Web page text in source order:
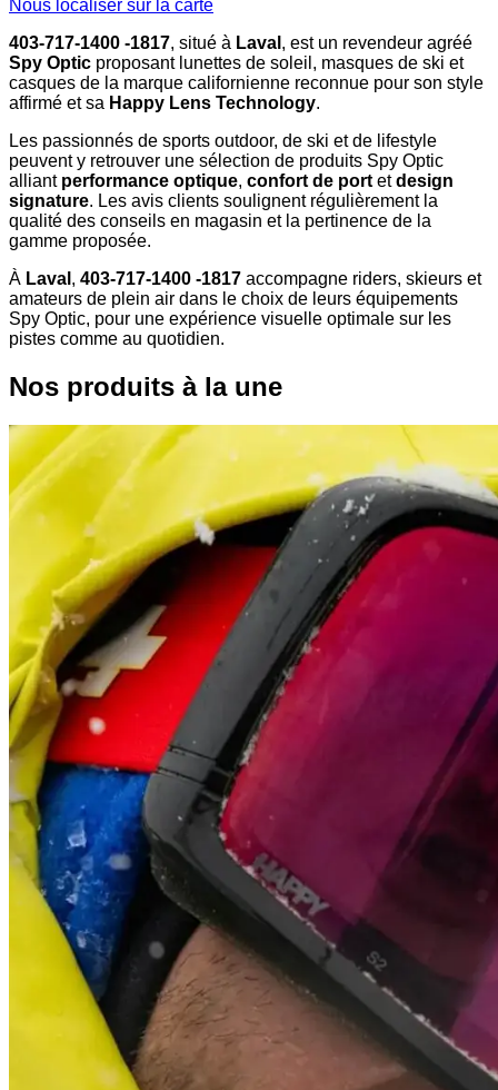
Nous localiser sur la carte
403-717-1400 -1817, situé à Laval , est un revendeur agréé
Spy Optic proposant lunettes de soleil, masques de ski et
casques de la marque californienne reconnue pour son style
affirmé et sa Happy Lens Technology.
Les passionnés de sports outdoor, de ski et de lifestyle
peuvent y retrouver une sélection de produits Spy Optic
alliant performance optique, confort de portetdesign
signature. Les avis clients soulignent régulièrement la
qualité des conseils en magasin et la pertinence de la
gamme proposée.
À Laval , 403-717-1400 -1817 accompagne riders, skieurs et
amateurs de plein air dans le choix de leurs équipements
Spy Optic, pour une expérience visuelle optimale sur les
pistes comme au quotidien.
Nos produits à la une